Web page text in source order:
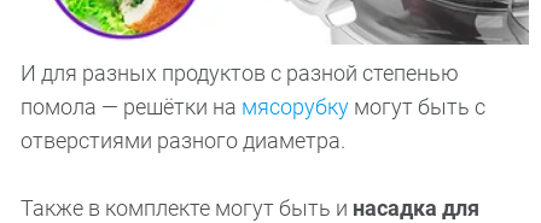
И для разных продуктов с разной степенью
помола — решётки на мясорубкумогут быть с
отверстиями разного диаметра.
Также в комплекте могут быть и насадка для